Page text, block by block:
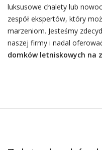
luksusowe chalety lub
zespół ekspertów, który
marzeniom. Jesteśmy
naszej firmy i nadal
domków letniskowych na